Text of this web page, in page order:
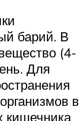
барий. В
(4-
Для
в
кишечника